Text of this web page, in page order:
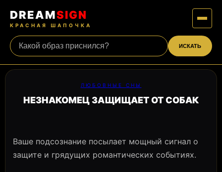
DREAMSIGN
КРАСНАЯ ШАПОЧКА
ИСКАТЬ
ЛЮБОВНЫЕ СНЫ
НЕЗНАКОМЕЦ ЗАЩИЩАЕТ ОТ СОБАК
Ваше подсознание посылает мощный сигнал о
защите и грядущих романтических событиях.